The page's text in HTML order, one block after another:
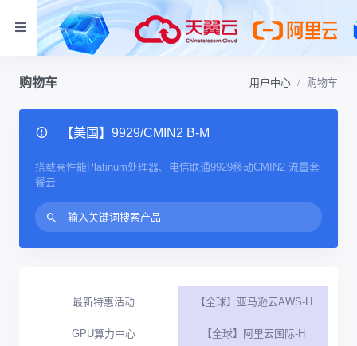
购物车 用户中心 购物车
【美国】9929/CMIN2 B-M
搭载高性能Platinum处理器、电信联通9929移动CMIN2 流量套
餐云
最新特惠活动
GPU算力中心
【全球】亚马逊云AWS-H
【全球】阿里云国际-H